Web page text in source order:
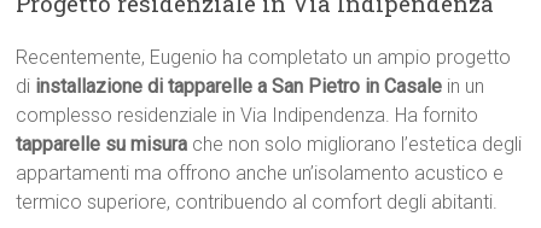
Recentemente, Eugenio ha completato un ampio progetto
di installazione di tapparelle a San Pietro in Casale in un
complesso residenziale in Via Indipendenza. Ha fornito
tapparelle su misura che non solo migliorano l’estetica degli
appartamenti ma offrono anche un’isolamento acustico e
termico superiore, contribuendo al comfort degli abitanti.